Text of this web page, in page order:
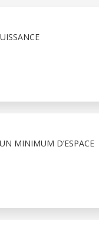
MINIMUM D’ESPACE